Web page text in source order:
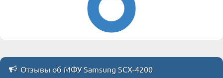
Отзывы об МФУ Samsung SCX-4200